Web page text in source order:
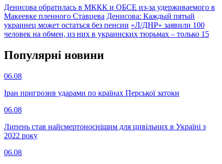
Денисова обратилась в МККК и ОБСЕ из-за удерживаемого в
Макеевке пленного Ставцева Денисова: Каждый пятый
украинец может остаться без пенсии «Л/ДНР» заявили 100
человек на обмен, из них в украинских тюрьмах – только 15
Популярнi новини
06.08
Іран пригрозив ударами по країнах Перської затоки
06.08
Липень став найсмертоноснішим для цивільних в Україні з
2022 року
06.08